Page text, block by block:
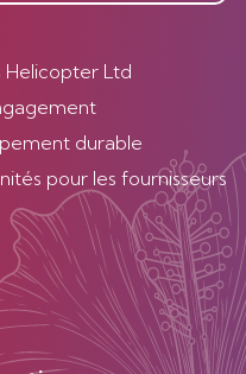
Helicopter Ltd
durable
pour les fournisseurs